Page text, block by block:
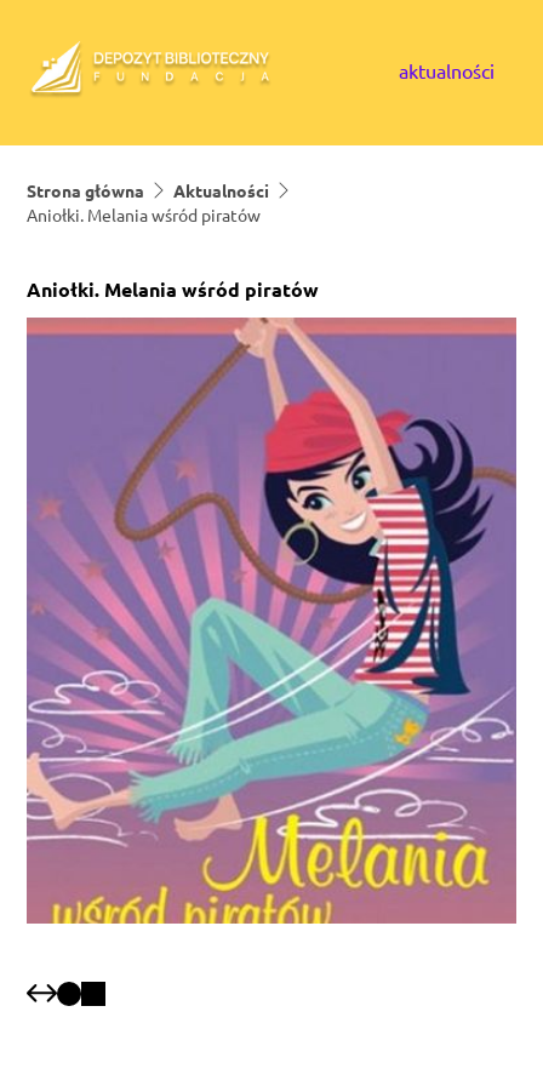
aktualności
Strona główna
Aktualności
Aniołki. Melania wśród piratów
Aniołki. Melania wśród piratów